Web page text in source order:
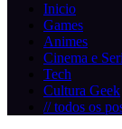
Inicio
Games
Animes
Cinema e
Tech
Cultura Geek
// todos os